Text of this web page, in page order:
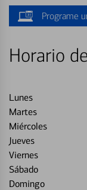
Programe
Horario
Lunes
Martes
Miércoles
Jueves
Viernes
Sábado
Domingo